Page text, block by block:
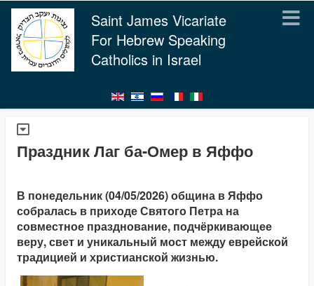
Saint James Vicariate
For Hebrew Speaking
Catholics in Israel
Праздник Лаг ба-Омер в Яффо
В понедельник (04/05/2026) община в Яффо
собралась в приходе Святого Петра на
совместное празднование, подчёркивающее
веру, свет и уникальный мост между еврейской
традицией и христианской жизнью.